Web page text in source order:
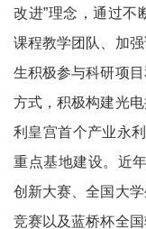
改进”理念，通过不
课程教学团队、加
生积极参与科研项
方式，积极构建光
利皇宫首个产业永
重点基地建设。近
创新大赛、全国大
竞赛以及蓝桥杯全